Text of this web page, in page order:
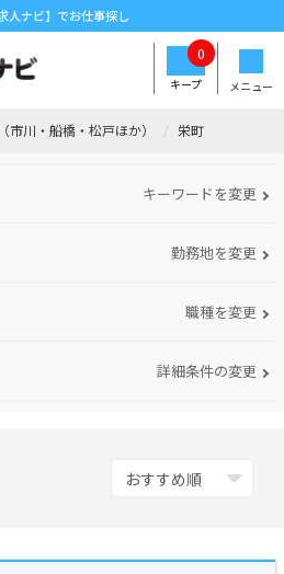
人ナビ】でお仕事探し
メニュー
キープ
0
市川・船橋・松戸ほか） 栄町
キーワードを変更
勤務地を変更
職種を変更
詳細条件の変更